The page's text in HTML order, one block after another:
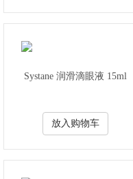
Systane 润滑滴眼液 15ml
放入购物车